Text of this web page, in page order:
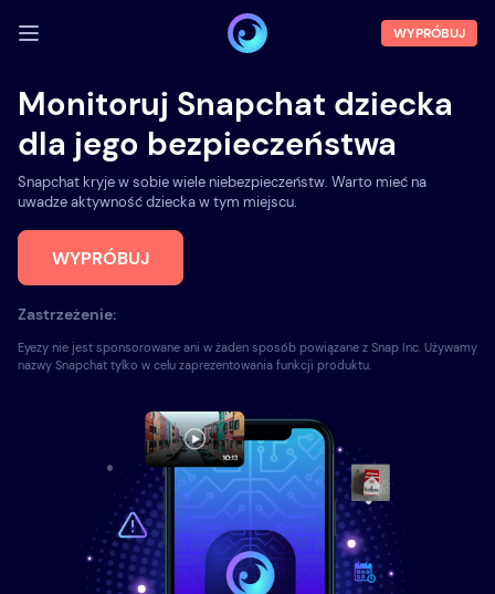
ZALOGUJ SIĘ
Demo
Funkcje
Blog
WYPRÓBUJ
Monitoruj Snapchat dziecka
dla jego bezpieczeństwa
Snapchat kryje w sobie wiele niebezpieczeństw. Warto mieć na
uwadze aktywność dziecka w tym miejscu.
WYPRÓBUJ
Zastrzeżenie:
Eyezy nie jest sponsorowane ani w żaden sposób powiązane z Snap Inc. Używamy
nazwy Snapchat tylko w celu zaprezentowania funkcji produktu.